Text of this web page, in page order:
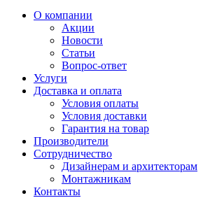
О компании
Акции
Новости
Статьи
Вопрос-ответ
Услуги
Доставка и оплата
Условия оплаты
Условия доставки
Гарантия на товар
Производители
Сотрудничество
Дизайнерам и архитекторам
Монтажникам
Контакты